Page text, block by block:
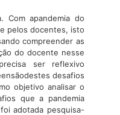
Com apandemia do
pelos docentes, isto
compreender as
do docente nesse
ser reflexivo
desafios
objetivo analisar o
que a pandemia
adotada pesquisa-